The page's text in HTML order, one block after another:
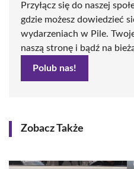
Przyłącz się do naszej
gdzie możesz dowiedzieć
wydarzeniach w Pile.
naszą stronę i bądź na
Polub nas!
Zobacz Także